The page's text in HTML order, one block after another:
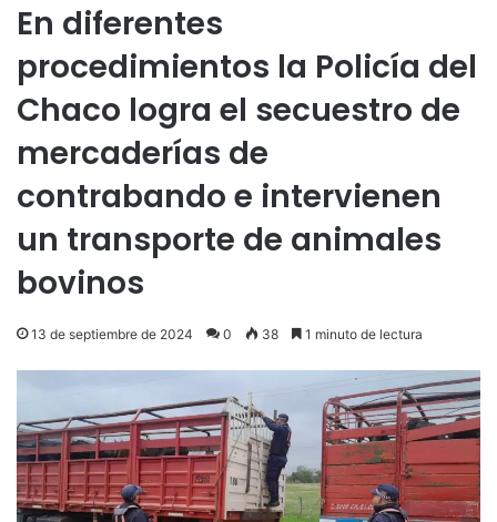
En diferentes
procedimientos la Policía del
Chaco logra el secuestro de
mercaderías de
contrabando e intervienen
un transporte de animales
bovinos
13 de septiembre de 2024 0 38 1 minuto de lectura